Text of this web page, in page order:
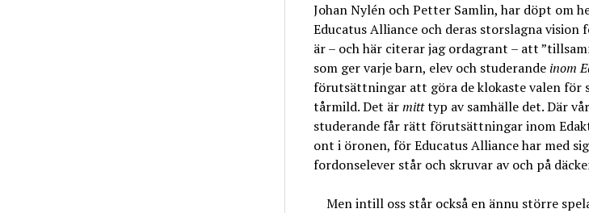
Johan Nylén och Petter Samlin, har döpt om
Educatus Alliance och deras storslagna vision
är – och här citerar jag ordagrant – att
som ger varje barn, elev och studerande inom
förutsättningar att göra de klokaste valen för
tårmild. Det ärmitttyp av samhälle det. Där
studerande får rätt förutsättningar inom
ont i öronen, för Educatus Alliance har med
fordonselever står och skruvar av och på
Men intill oss står också en ännu större